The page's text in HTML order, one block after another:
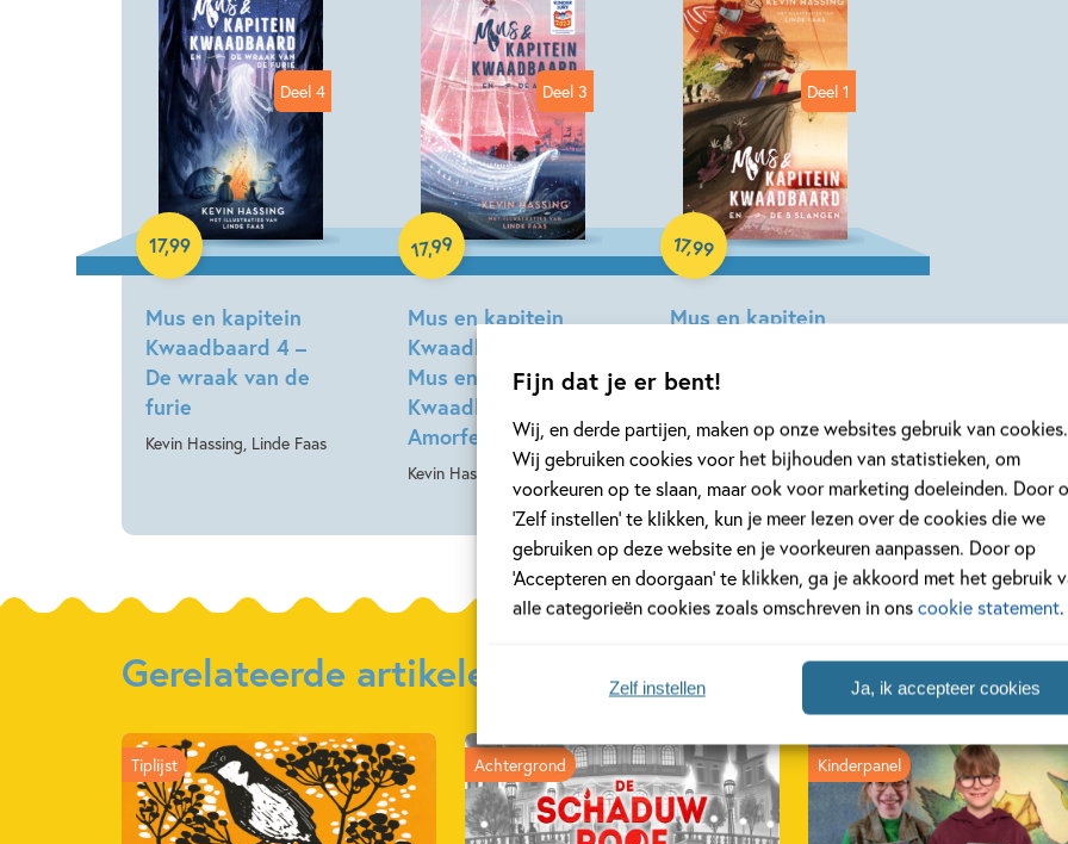
Fijn dat je er bent!
Wij, en derde partijen, maken op onze websites gebruik van cookies.
Wij gebruiken cookies voor het bijhouden van statistieken, om
voorkeuren op te slaan, maar ook voor marketing doeleinden. Door
‘Zelf instellen’ te klikken, kun je meer lezen over de cookies die we
gebruiken op deze website en je voorkeuren aanpassen. Door op
‘Accepteren en doorgaan’ te klikken, ga je akkoord met het gebruik
alle categorieën cookies zoals omschreven in onscookie statement.
Ja, ik accepteer cookies
Zelf instellen
Deel 4
Mus en kapitein
Kwaadbaard 4 –
De wraak van de
furie
Kevin Hassing, Linde Faas
17,99
Hardcover
Deel 3
Mus en kapitein
Kwaadbaard 3 –
Mus en kapitein
Kwaadbaard en De
Amorfe
Kevin Hassing, Linde Faas
17,99
Hardcover
Deel 1
Mus en kapitein
Mus en kapitein
5 slangen
Kevin Hassing, Linda Faas
17,99
Hardcover
Gerelateerde artikelen
Tiplijst Achtergrond Kinderpanel